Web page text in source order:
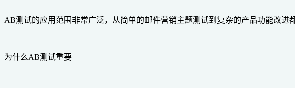
AB测试的应用范围非常广泛，从简单的邮件营销主题测试到复杂的产品功能改
为什么AB测试重要